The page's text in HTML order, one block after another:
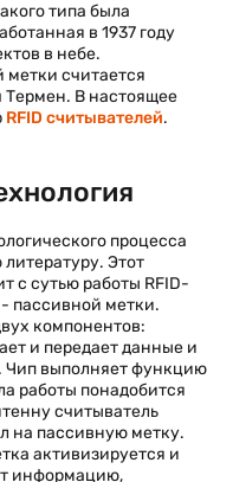
типа была
в 1937 году
в небе.
метки считается
Термен. В настоящее
RFID считывателей.
процесса
Этот
с сутью работы RFID-
пассивной метки.
компонентов:
и передает данные и
Чип выполняет функцию
работы понадобится
считыватель
на пассивную метку.
активизируется и
информацию,